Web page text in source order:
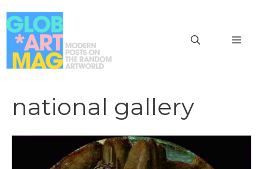
al
contenuto
national gallery